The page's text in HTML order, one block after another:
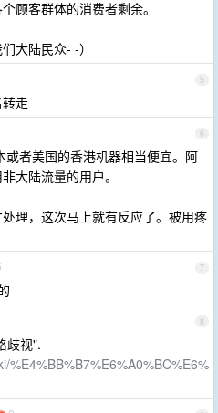
顾客群体的消费者剩余。
大陆民众- -）
5
走
6
者美国的香港机器相当便宜。阿
大陆流量的用户。
理，这次马上就有反应了。被用疼
7
8
歧视".
%E4%BB%B7%E6%A0%BC%E6%